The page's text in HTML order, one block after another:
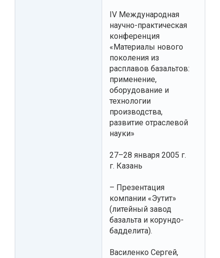
IV Международная
научно-практическая
конференция
«Материалы нового
поколения из
расплавов базальтов:
применение,
оборудование и
технологии
производства,
развитие отраслевой
науки»
27–28 января 2005 г.
г. Казань
– Презентация
компании «Эутит»
(литейный завод
базальта и корундо-
бадделита).
Василенко Сергей,